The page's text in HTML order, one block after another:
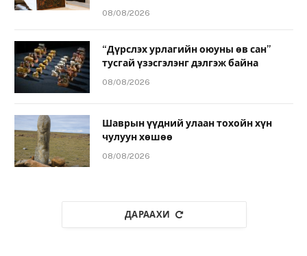
08/08/2026
“Дүрслэх урлагийн оюуны өв сан”
тусгай үзэсгэлэнг дэлгэж байна
08/08/2026
Шаврын үүдний улаан тохойн хүн
чулуун хөшөө
08/08/2026
ДАРААХИ